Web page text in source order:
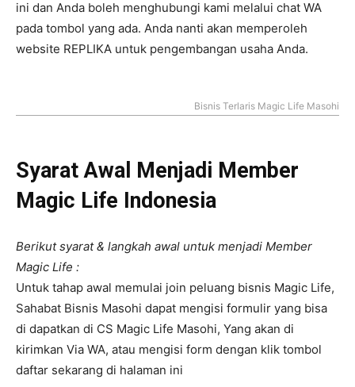
ini dan Anda boleh menghubungi kami melalui chat WA
pada tombol yang ada. Anda nanti akan memperoleh
website REPLIKA untuk pengembangan usaha Anda.
Bisnis Terlaris Magic Life Masohi
Syarat Awal Menjadi Member
Magic Life Indonesia
Berikut syarat & langkah awal untuk menjadi Member
Magic Life :
Untuk tahap awal memulai join peluang bisnis Magic Life,
Sahabat Bisnis Masohi dapat mengisi formulir yang bisa
di dapatkan di CS Magic Life Masohi, Yang akan di
kirimkan Via WA, atau mengisi form dengan klik tombol
daftar sekarang di halaman ini